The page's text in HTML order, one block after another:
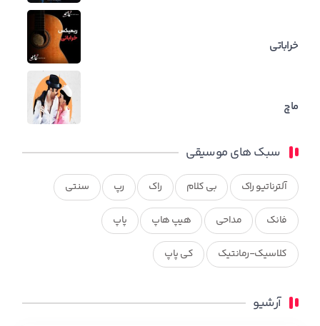
خراباتی
ماچ
سبک های موسیقی
آلترناتیو راک بی کلام راک رپ سنتی
فانک مداحی هیپ هاپ پاپ
کلاسیک-رمانتیک کی پاپ
آرشیو